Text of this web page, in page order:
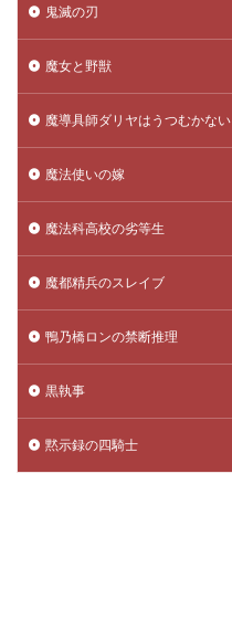
鬼滅の刃
魔女と野獣
魔導具師ダリヤはうつむかない
魔法使いの嫁
魔法科高校の劣等生
魔都精兵のスレイブ
鴨乃橋ロンの禁断推理
黒執事
黙示録の四騎士